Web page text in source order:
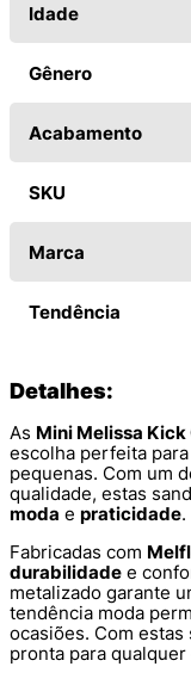
Idade
Gênero
Acabamento
SKU
Marca
Tendência
Detalhes:
As Mini Melissa
escolha perfeita
pequenas. Com um
qualidade, estas
moda e praticidade.
Fabricadas com
durabilidade e
metalizado garante
tendência moda
ocasiões. Com
pronta para